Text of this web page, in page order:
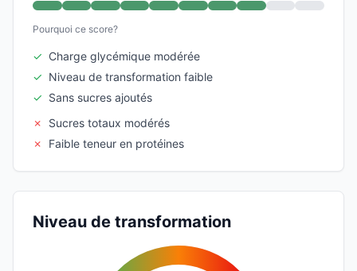
Pourquoi ce score?
✓ Charge glycémique modérée
✓ Niveau de transformation faible
✓ Sans sucres ajoutés
✗
Sucres totaux modérés
✗
Faible teneur en protéines
Niveau de transformation